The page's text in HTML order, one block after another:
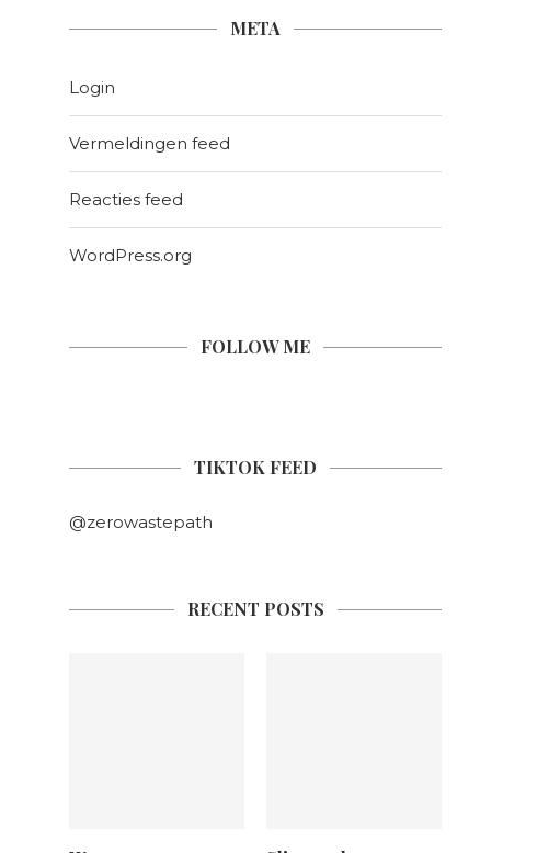
META
Login
Vermeldingen feed
Reacties feed
WordPress.org
FOLLOW ME
TIKTOK FEED
@zerowastepath
RECENT POSTS